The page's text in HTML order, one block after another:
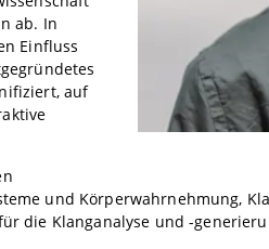
ab. In
Einfluss
auf
und Körperwahrnehmung,
die Klanganalyse und -